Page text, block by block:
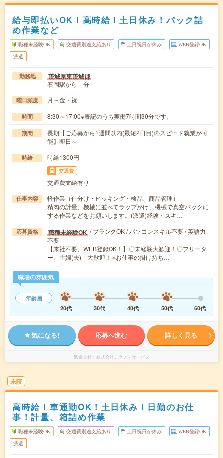
給与即払いOK！高時給！土日休み！パック詰
め作業など
職種未経験OK 交通費別途支給あり 土日祝日が休み WEB登録OK
派遣
勤務地 茨城県東茨城郡
石岡駅から---分
曜日頻度 月～金・祝
時間 8:30～17:00※表記のうち実働7時間30分です。
期間
長期【ご応募から1週間以内(最短2日目)のスピード就業が可
能】即日～
時給 時給1300円
交通費
交通費支給有り
仕事内容
軽作業（仕分け・ピッキング・検品、商品管理）
精肉の計量、機械に並べてラップがけ、機械で真空パックに
する作業などをお願いします。(派遣)経験・スキ…
応募資格 職種未経験OK / ブランクOK / パソコンスキル不要 / 英語力
不要
【来社不要、WEB登録OK！】〇未経験大歓迎！〇フリータ
ー、主婦(夫) 大歓迎！ ※お仕事の掛け持ち…
職場の雰囲気
年齢層
20代
30代 40代 50代 60代
気になる! 応募へ進む 詳しく見る
派遣会社 株式会社テクノ・サービス
未読
高時給！車通勤OK！土日休み！日勤のお仕
事！計量、箱詰め作業
職種未経験OK 交通費別途支給あり 土日祝日が休み WEB登録OK
派遣